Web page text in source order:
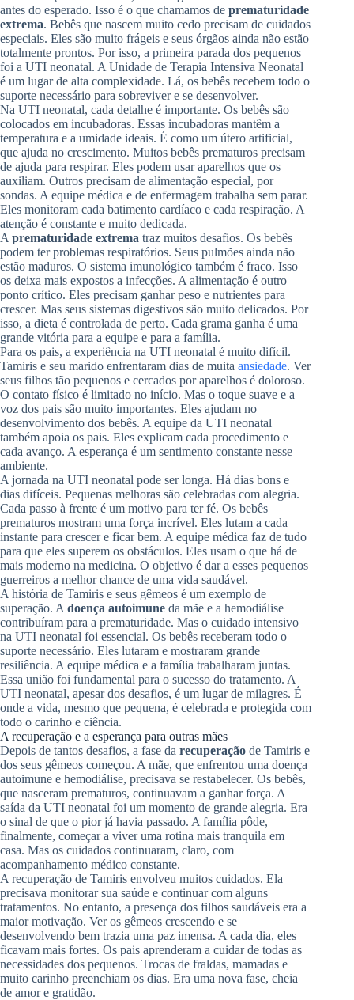
antes do esperado. Isso é o que chamamos de prematuridade
extrema. Bebês que nascem muito cedo precisam de cuidados
especiais. Eles são muito frágeis e seus órgãos ainda não estão
totalmente prontos. Por isso, a primeira parada dos pequenos
foi a UTI neonatal. A Unidade de Terapia Intensiva Neonatal
é um lugar de alta complexidade. Lá, os bebês recebem todo o
suporte necessário para sobreviver e se desenvolver.
Na UTI neonatal, cada detalhe é importante. Os bebês são
colocados em incubadoras. Essas incubadoras mantêm a
temperatura e a umidade ideais. É como um útero artificial,
que ajuda no crescimento. Muitos bebês prematuros precisam
de ajuda para respirar. Eles podem usar aparelhos que os
auxiliam. Outros precisam de alimentação especial, por
sondas. A equipe médica e de enfermagem trabalha sem parar.
Eles monitoram cada batimento cardíaco e cada respiração. A
atenção é constante e muito dedicada.
A prematuridade extrema traz muitos desafios. Os bebês
podem ter problemas respiratórios. Seus pulmões ainda não
estão maduros. O sistema imunológico também é fraco. Isso
os deixa mais expostos a infecções. A alimentação é outro
ponto crítico. Eles precisam ganhar peso e nutrientes para
crescer. Mas seus sistemas digestivos são muito delicados. Por
isso, a dieta é controlada de perto. Cada grama ganha é uma
grande vitória para a equipe e para a família.
Para os pais, a experiência na UTI neonatal é muito difícil.
Tamiris e seu marido enfrentaram dias de muita ansiedade. Ver
seus filhos tão pequenos e cercados por aparelhos é doloroso.
O contato físico é limitado no início. Mas o toque suave e a
voz dos pais são muito importantes. Eles ajudam no
desenvolvimento dos bebês. A equipe da UTI neonatal
também apoia os pais. Eles explicam cada procedimento e
cada avanço. A esperança é um sentimento constante nesse
ambiente.
A jornada na UTI neonatal pode ser longa. Há dias bons e
dias difíceis. Pequenas melhoras são celebradas com alegria.
Cada passo à frente é um motivo para ter fé. Os bebês
prematuros mostram uma força incrível. Eles lutam a cada
instante para crescer e ficar bem. A equipe médica faz de tudo
para que eles superem os obstáculos. Eles usam o que há de
mais moderno na medicina. O objetivo é dar a esses pequenos
guerreiros a melhor chance de uma vida saudável.
A história de Tamiris e seus gêmeos é um exemplo de
superação. A doença autoimune da mãe e a hemodiálise
contribuíram para a prematuridade. Mas o cuidado intensivo
na UTI neonatal foi essencial. Os bebês receberam todo o
suporte necessário. Eles lutaram e mostraram grande
resiliência. A equipe médica e a família trabalharam juntas.
Essa união foi fundamental para o sucesso do tratamento. A
UTI neonatal, apesar dos desafios, é um lugar de milagres. É
onde a vida, mesmo que pequena, é celebrada e protegida com
todo o carinho e ciência.
A recuperação e a esperança para outras mães
Depois de tantos desafios, a fase da recuperação de Tamiris e
dos seus gêmeos começou. A mãe, que enfrentou uma doença
autoimune e hemodiálise, precisava se restabelecer. Os bebês,
que nasceram prematuros, continuavam a ganhar força. A
saída da UTI neonatal foi um momento de grande alegria. Era
o sinal de que o pior já havia passado. A família pôde,
finalmente, começar a viver uma rotina mais tranquila em
casa. Mas os cuidados continuaram, claro, com
acompanhamento médico constante.
A recuperação de Tamiris envolveu muitos cuidados. Ela
precisava monitorar sua saúde e continuar com alguns
tratamentos. No entanto, a presença dos filhos saudáveis era a
maior motivação. Ver os gêmeos crescendo e se
desenvolvendo bem trazia uma paz imensa. A cada dia, eles
ficavam mais fortes. Os pais aprenderam a cuidar de todas as
necessidades dos pequenos. Trocas de fraldas, mamadas e
muito carinho preenchiam os dias. Era uma nova fase, cheia
de amor e gratidão.